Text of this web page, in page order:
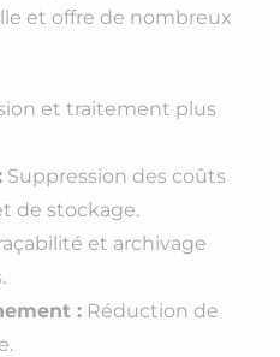
et offre de nombreux
et traitement plus
Suppression des coûts
de stockage.
et archivage
: Réduction de